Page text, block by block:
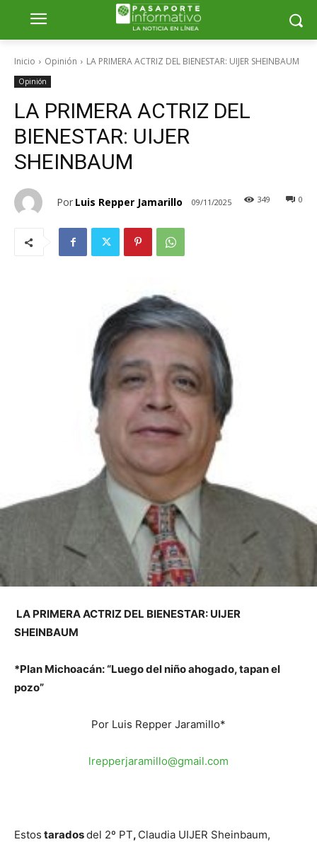
Inicio Opinión LA PRIMERA ACTRIZ DEL BIENESTAR: UIJER SHEINBAUM
Opinión
LA PRIMERA ACTRIZ DEL
BIENESTAR: UIJER
SHEINBAUM
Por Luis Repper Jamarillo 09/11/2025 0
349
LA PRIMERA ACTRIZ DEL BIENESTAR: UIJER
SHEINBAUM
*Plan Michoacán: “Luego del niño ahogado, tapan el
pozo”
Por Luis Repper Jaramillo*
lrepperjaramillo@gmail.com
Estos taradosdel 2º PT, Claudia UIJER Sheinbaum,